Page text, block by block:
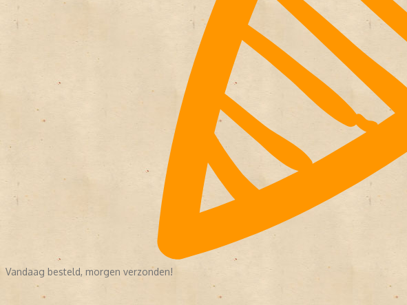
Vandaag besteld, morgen verzonden!